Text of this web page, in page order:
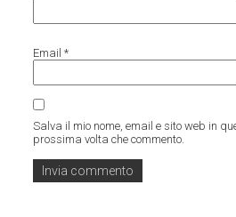
Email*
Salva il mio nome, email e sito web in
prossima volta che commento.